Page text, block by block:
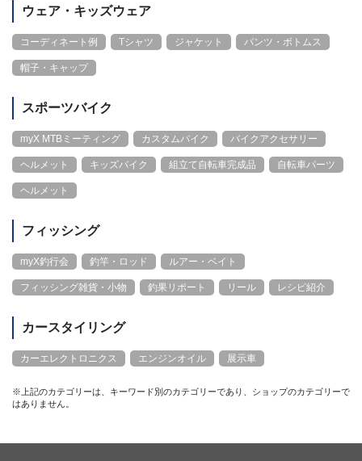
ウェア・キッズウェア
コーディネート例 Tシャツ ジャケット パンツ・ボトムス
帽子・キャップ
スポーツバイク
myX MTBミーティング カスタムバイク バイクアクセサリー
ヘルメット キッズバイク 組立て自転車完成品 自転車パーツ
ヘルメット
フィッシング
myX釣行会 釣竿・ロッド ルアー・ベイト
フィッシング雑貨・小物 釣果リポート リール レシピ紹介
カースタイリング
カーエレクトロニクス エンジンオイル 展示車
※上記のカテゴリーは、キーワード別のカテゴリーであり、ショップのカテゴリーで
はありません。